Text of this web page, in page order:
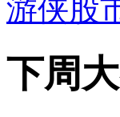
游侠股
下周